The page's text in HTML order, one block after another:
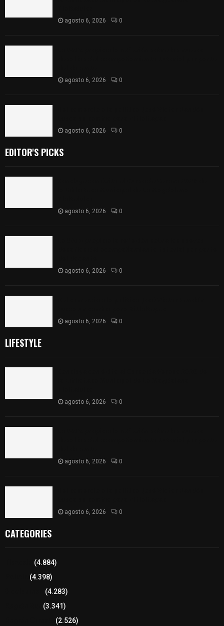
agosto 6, 2026 0
agosto 6, 2026 0
agosto 6, 2026 0
EDITOR'S PICKS
agosto 6, 2026 0
agosto 6, 2026 0
agosto 6, 2026 0
LIFESTYLE
agosto 6, 2026 0
agosto 6, 2026 0
agosto 6, 2026 0
CATEGORIES
(4.884)
(4.398)
(4.283)
(3.341)
(2.526)